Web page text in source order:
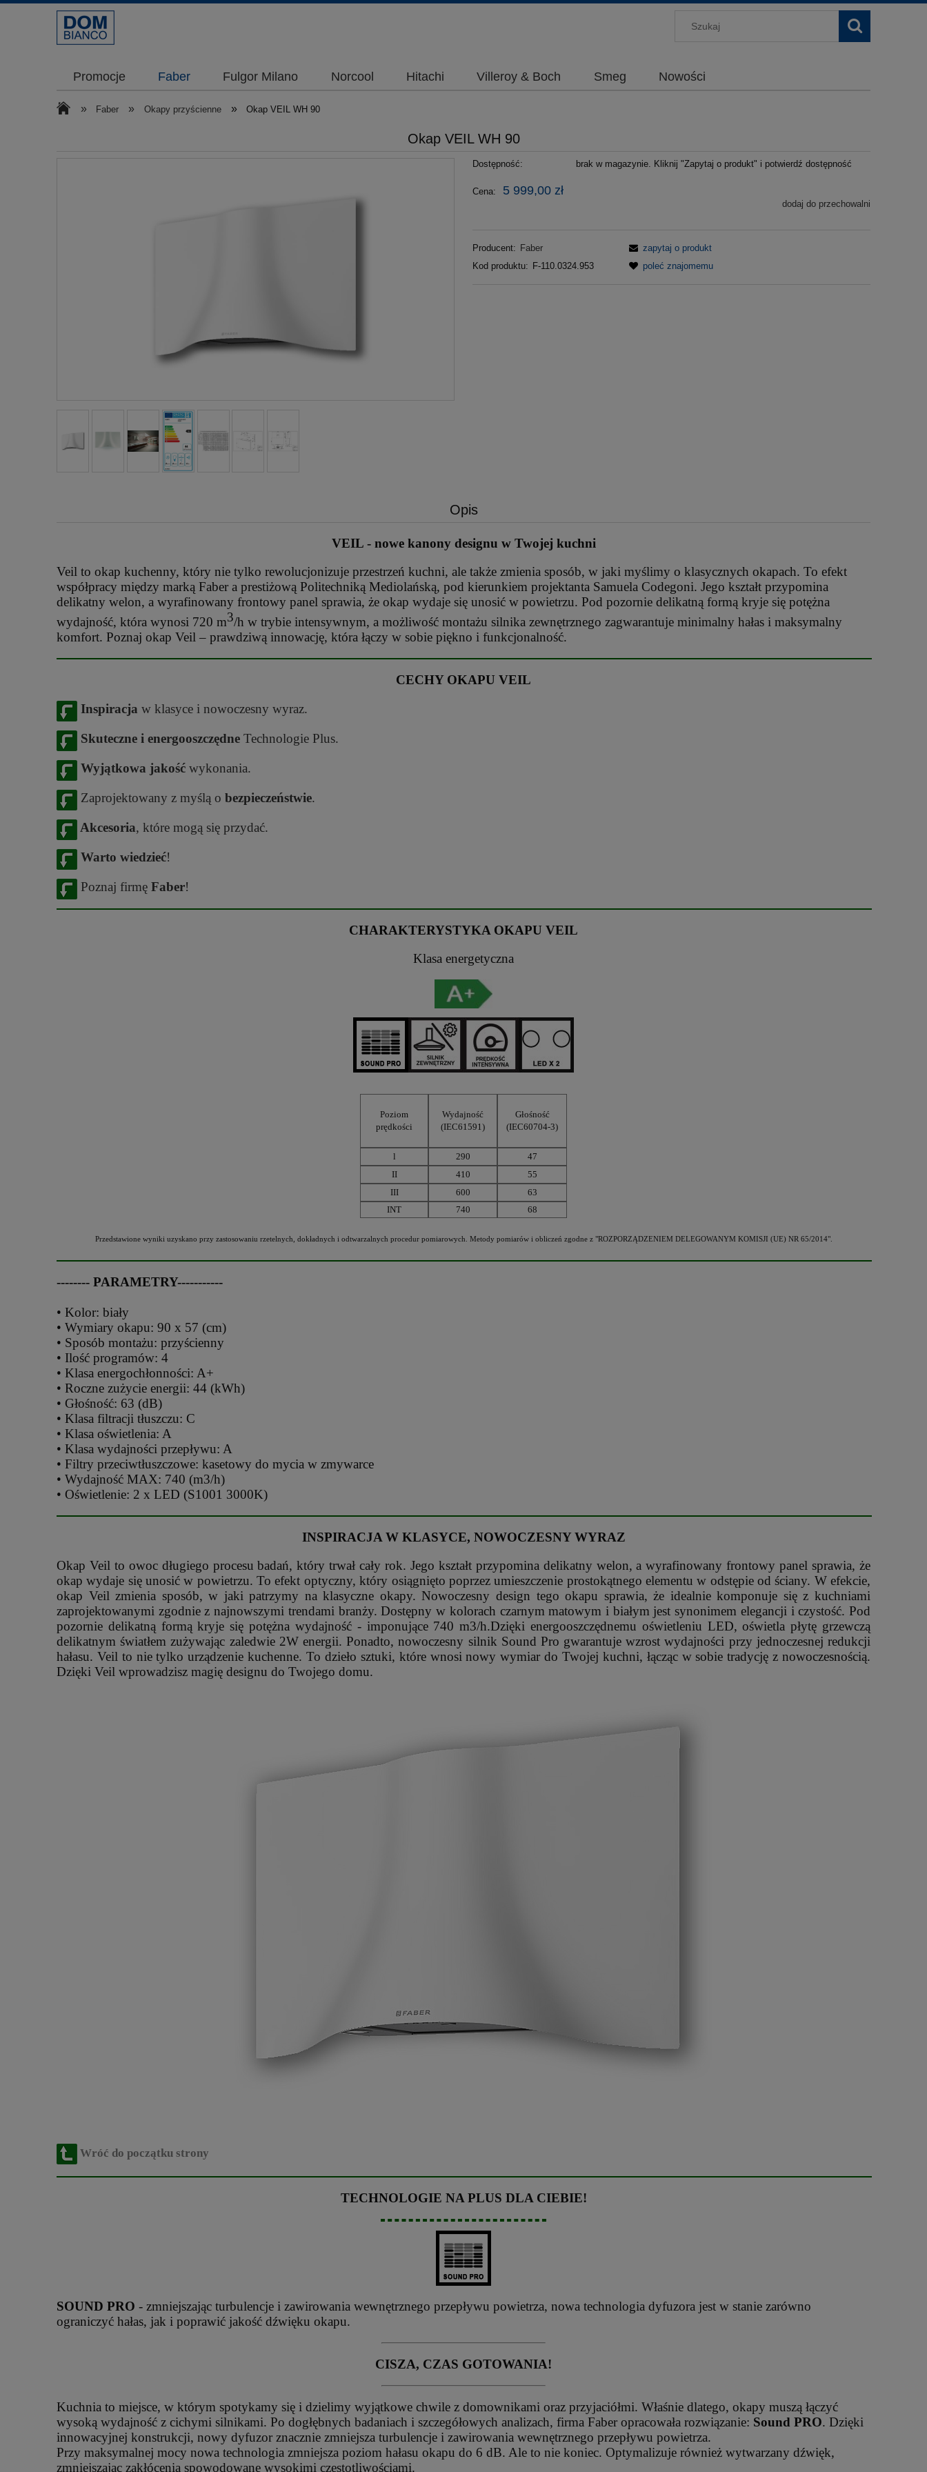
Promocje Faber Fulgor Milano Norcool Hitachi Villeroy & Boch Smeg Nowości
» Faber » Okapy przyścienne » Okap VEIL WH 90
Okap VEIL WH 90
Dostępność: brak w magazynie. Kliknij "Zapytaj o produkt" i potwierdź dostępność
Cena: 5 999,00 zł
dodaj do przechowalni
Producent: Faber
Kod produktu: F-110.0324.953
zapytaj o produkt
poleć znajomemu
Opis
VEIL - nowe kanony designu w Twojej kuchni
Veil to okap kuchenny, który nie tylko rewolucjonizuje przestrzeń kuchni, ale także zmienia sposób, w jaki myślimy o klasycznych okapach. To efekt
współpracy między marką Faber a prestiżową Politechniką Mediolańską, pod kierunkiem projektanta Samuela Codegoni. Jego kształt przypomina
delikatny welon, a wyrafinowany frontowy panel sprawia, że okap wydaje się unosić w powietrzu. Pod pozornie delikatną formą kryje się potężna
wydajność, która wynosi 720 m3/h w trybie intensywnym, a możliwość montażu silnika zewnętrznego zagwarantuje minimalny hałas i maksymalny
komfort. Poznaj okap Veil – prawdziwą innowację, która łączy w sobie piękno i funkcjonalność.
CECHY OKAPU VEIL
Inspiracja w klasyce i nowoczesny wyraz.
Skuteczne i energooszczędne Technologie Plus.
Wyjątkowa jakość wykonania.
Zaprojektowany z myślą o bezpieczeństwie.
Akcesoria, które mogą się przydać.
Warto wiedzieć!
Poznaj firmę Faber!
CHARAKTERYSTYKA OKAPU VEIL
Klasa energetyczna
Poziom
prędkości
Wydajność
(IEC61591)
Głośność
(IEC60704-3)
l 290
47
II
410
55
III
600
63
INT
740 68
Przedstawione wyniki uzyskano przy zastosowaniu rzetelnych, dokładnych i odtwarzalnych procedur pomiarowych. Metody pomiarów i obliczeń zgodne z "ROZPORZĄDZENIEM DELEGOWANYM KOMISJI (UE) NR 65/2014".
-------- PARAMETRY-----------
• Kolor: biały
• Wymiary okapu: 90 x 57 (cm)
• Sposób montażu: przyścienny
• Ilość programów: 4
• Klasa energochłonności: A+
• Roczne zużycie energii: 44 (kWh)
• Głośność: 63 (dB)
• Klasa filtracji tłuszczu: C
• Klasa oświetlenia: A
• Klasa wydajności przepływu: A
• Filtry przeciwtłuszczowe: kasetowy do mycia w zmywarce
• Wydajność MAX: 740 (m3/h)
• Oświetlenie: 2 x LED (S1001 3000K)
INSPIRACJA W KLASYCE, NOWOCZESNY WYRAZ
Okap Veil to owoc długiego procesu badań, który trwał cały rok. Jego kształt przypomina delikatny welon, a wyrafinowany frontowy panel sprawia, że
okap wydaje się unosić w powietrzu. To efekt optyczny, który osiągnięto poprzez umieszczenie prostokątnego elementu w odstępie od ściany. W efekcie,
okap Veil zmienia sposób, w jaki patrzymy na klasyczne okapy. Nowoczesny design tego okapu sprawia, że idealnie komponuje się z kuchniami
zaprojektowanymi zgodnie z najnowszymi trendami branży. Dostępny w kolorach czarnym matowym i białym jest synonimem elegancji i czystość. Pod
pozornie delikatną formą kryje się potężna wydajność - imponujące 740 m3/h.Dzięki energooszczędnemu oświetleniu LED, oświetla płytę grzewczą
delikatnym światłem zużywając zaledwie 2W energii. Ponadto, nowoczesny silnik Sound Pro gwarantuje wzrost wydajności przy jednoczesnej redukcji
hałasu. Veil to nie tylko urządzenie kuchenne. To dzieło sztuki, które wnosi nowy wymiar do Twojej kuchni, łącząc w sobie tradycję z nowoczesnością.
Dzięki Veil wprowadzisz magię designu do Twojego domu.
Wróć do początku strony
TECHNOLOGIE NA PLUS DLA CIEBIE!
SOUND PRO - zmniejszając turbulencje i zawirowania wewnętrznego przepływu powietrza, nowa technologia dyfuzora jest w stanie zarówno
ograniczyć hałas, jak i poprawić jakość dźwięku okapu.
CISZA, CZAS GOTOWANIA!
Kuchnia to miejsce, w którym spotykamy się i dzielimy wyjątkowe chwile z domownikami oraz przyjaciółmi. Właśnie dlatego, okapy muszą łączyć
wysoką wydajność z cichymi silnikami. Po dogłębnych badaniach i szczegółowych analizach, firma Faber opracowała rozwiązanie: Sound PRO. Dzięki
innowacyjnej konstrukcji, nowy dyfuzor znacznie zmniejsza turbulencje i zawirowania wewnętrznego przepływu powietrza.
Przy maksymalnej mocy nowa technologia zmniejsza poziom hałasu okapu do 6 dB. Ale to nie koniec. Optymalizuje również wytwarzany dźwięk,
zmniejszając zakłócenia spowodowane wysokimi częstotliwościami.